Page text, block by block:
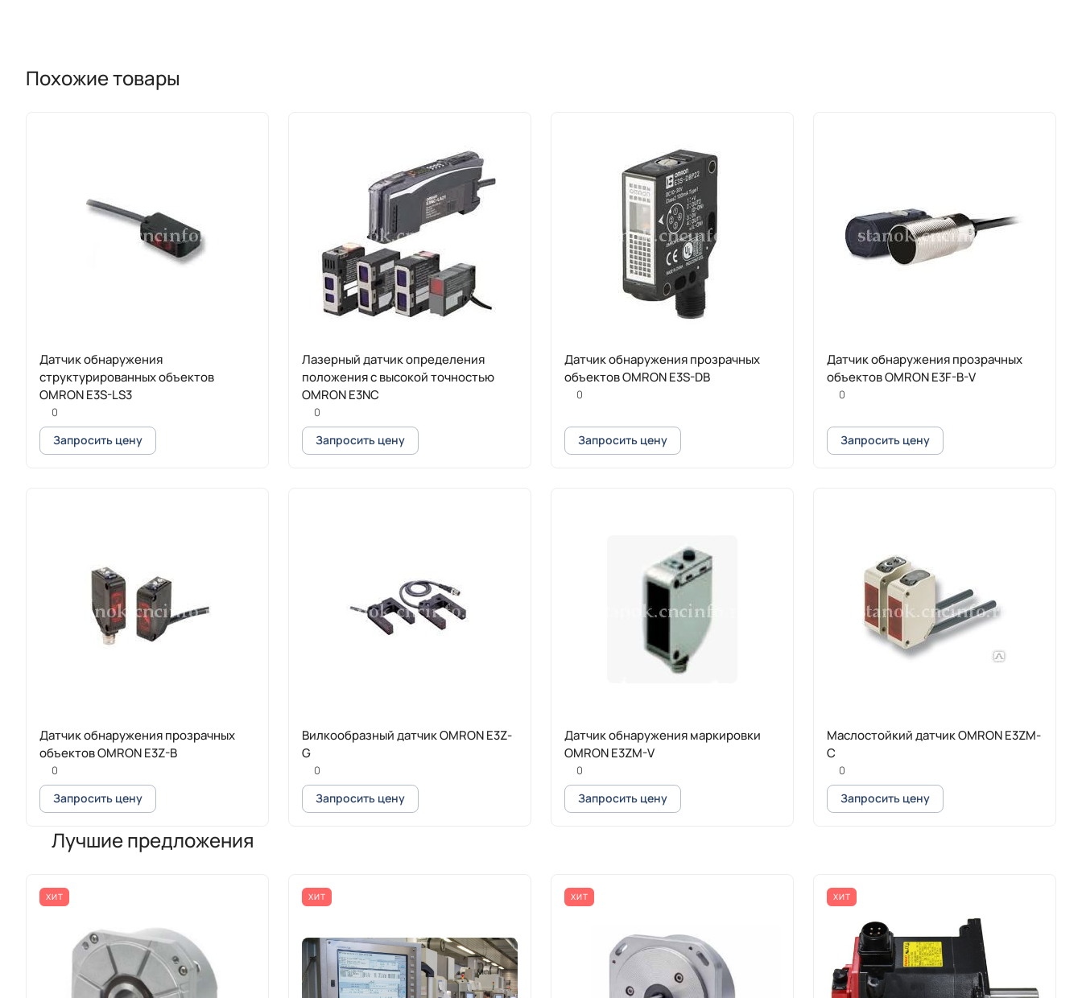
Похожие товары
Датчик обнаружения
структурированных объектов
OMRON E3S-LS3
0
Запросить цену
Лазерный датчик определения
положения с высокой точностью
OMRON E3NC
0
Запросить цену
Датчик обнаружения прозрачных
объектов OMRON E3S-DB
0
Запросить цену
Датчик обнаружения прозрачных
объектов OMRON E3F-B-V
0
Запросить цену
Датчик обнаружения прозрачных
объектов OMRON E3Z-B
0
Запросить цену
Вилкообразный датчик OMRON E3Z-
G
0
Запросить цену
Датчик обнаружения маркировки
OMRON E3ZM-V
0
Запросить цену
Маслостойкий датчик OMRON E3ZM-
C
0
Запросить цену
Лучшие предложения
ХИТ ХИТ ХИТ ХИТ